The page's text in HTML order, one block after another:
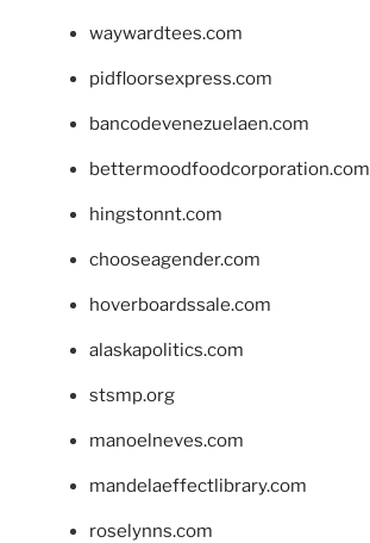
waywardtees.com
pidfloorsexpress.com
bancodevenezuelaen.com
bettermoodfoodcorporation.com
hingstonnt.com
chooseagender.com
hoverboardssale.com
alaskapolitics.com
stsmp.org
manoelneves.com
mandelaeffectlibrary.com
roselynns.com